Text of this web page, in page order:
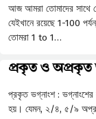
আজ আমরা তোমাদের
যেইখানে রয়েছে 1-100
তোমরা 1 to 1…
প্রকৃত ও অপ্রকৃত
প্রকৃত ভগ্নাংশ : ভগ্নাংশের
হয়। যেমন, ২/৪, ৫/৯